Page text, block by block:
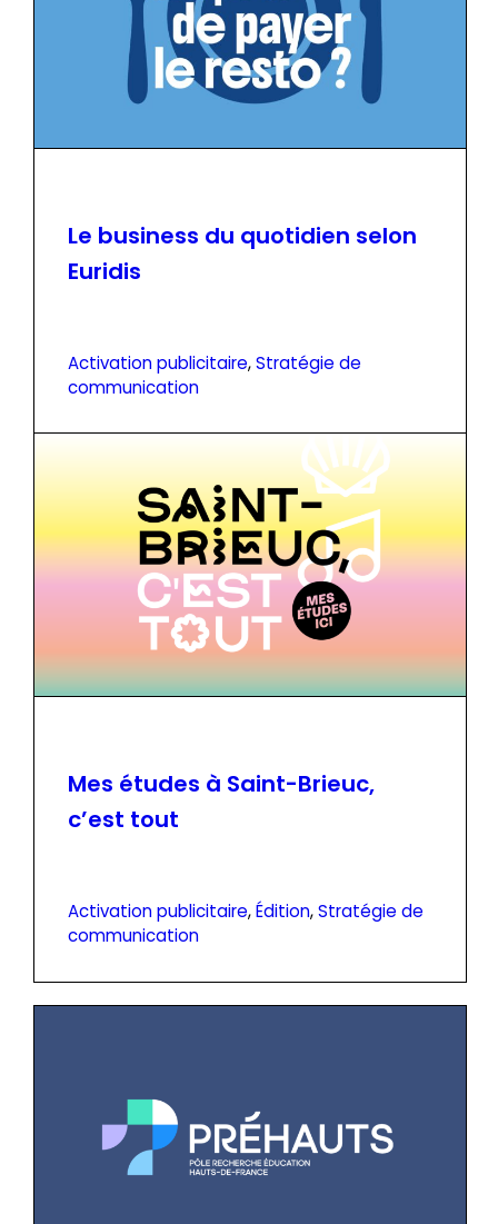
Le business du quotidien selon
Euridis
Activation publicitaire, Stratégie de
communication
Mes études à Saint-Brieuc,
c’est tout
Activation publicitaire, Édition, Stratégie de
communication